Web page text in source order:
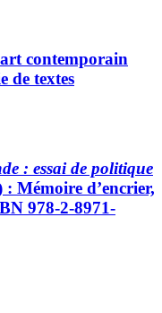
contemporain
de textes
: essai de politique
Mémoire d’encrier,
978-2-8971-